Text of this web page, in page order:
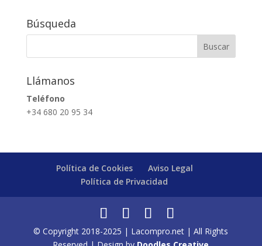
Búsqueda
Llámanos
Teléfono
+34 680 20 95 34
Política de Cookies
Aviso Legal
Política de Privacidad
© Copyright 2018-2025 | Lacompro.net | All Rights